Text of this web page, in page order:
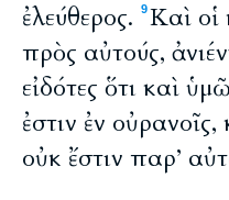
ἐλεύθερος.
9Καὶ οἱ
πρὸς αὐτούς,
εἰδότες ὅτι καὶ
ἐστιν ἐν
οὐκ ἔστιν παρ’